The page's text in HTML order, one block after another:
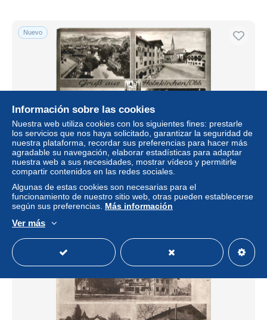
Nuevo
Gruss aus Holzkirchen Obb
± 13,25 US$
Estatus
Información sobre las cookies
Nuestra web utiliza cookies con los siguientes fines: prestarle
los servicios que nos haya solicitado, garantizar la seguridad de
nuestra plataforma, recordar sus preferencias para hacer más
agradable su navegación, elaborar estadísticas para adaptar
nuestra web a sus necesidades, mostrar vídeos y permitirle
compartir contenidos en las redes sociales.
Algunas de estas cookies son necesarias para el
funcionamiento de nuestro sitio web, otras pueden establecerse
según sus preferencias. Más información
Ver más